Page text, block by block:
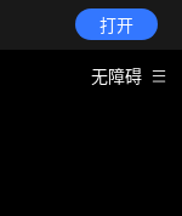
打开
无障碍